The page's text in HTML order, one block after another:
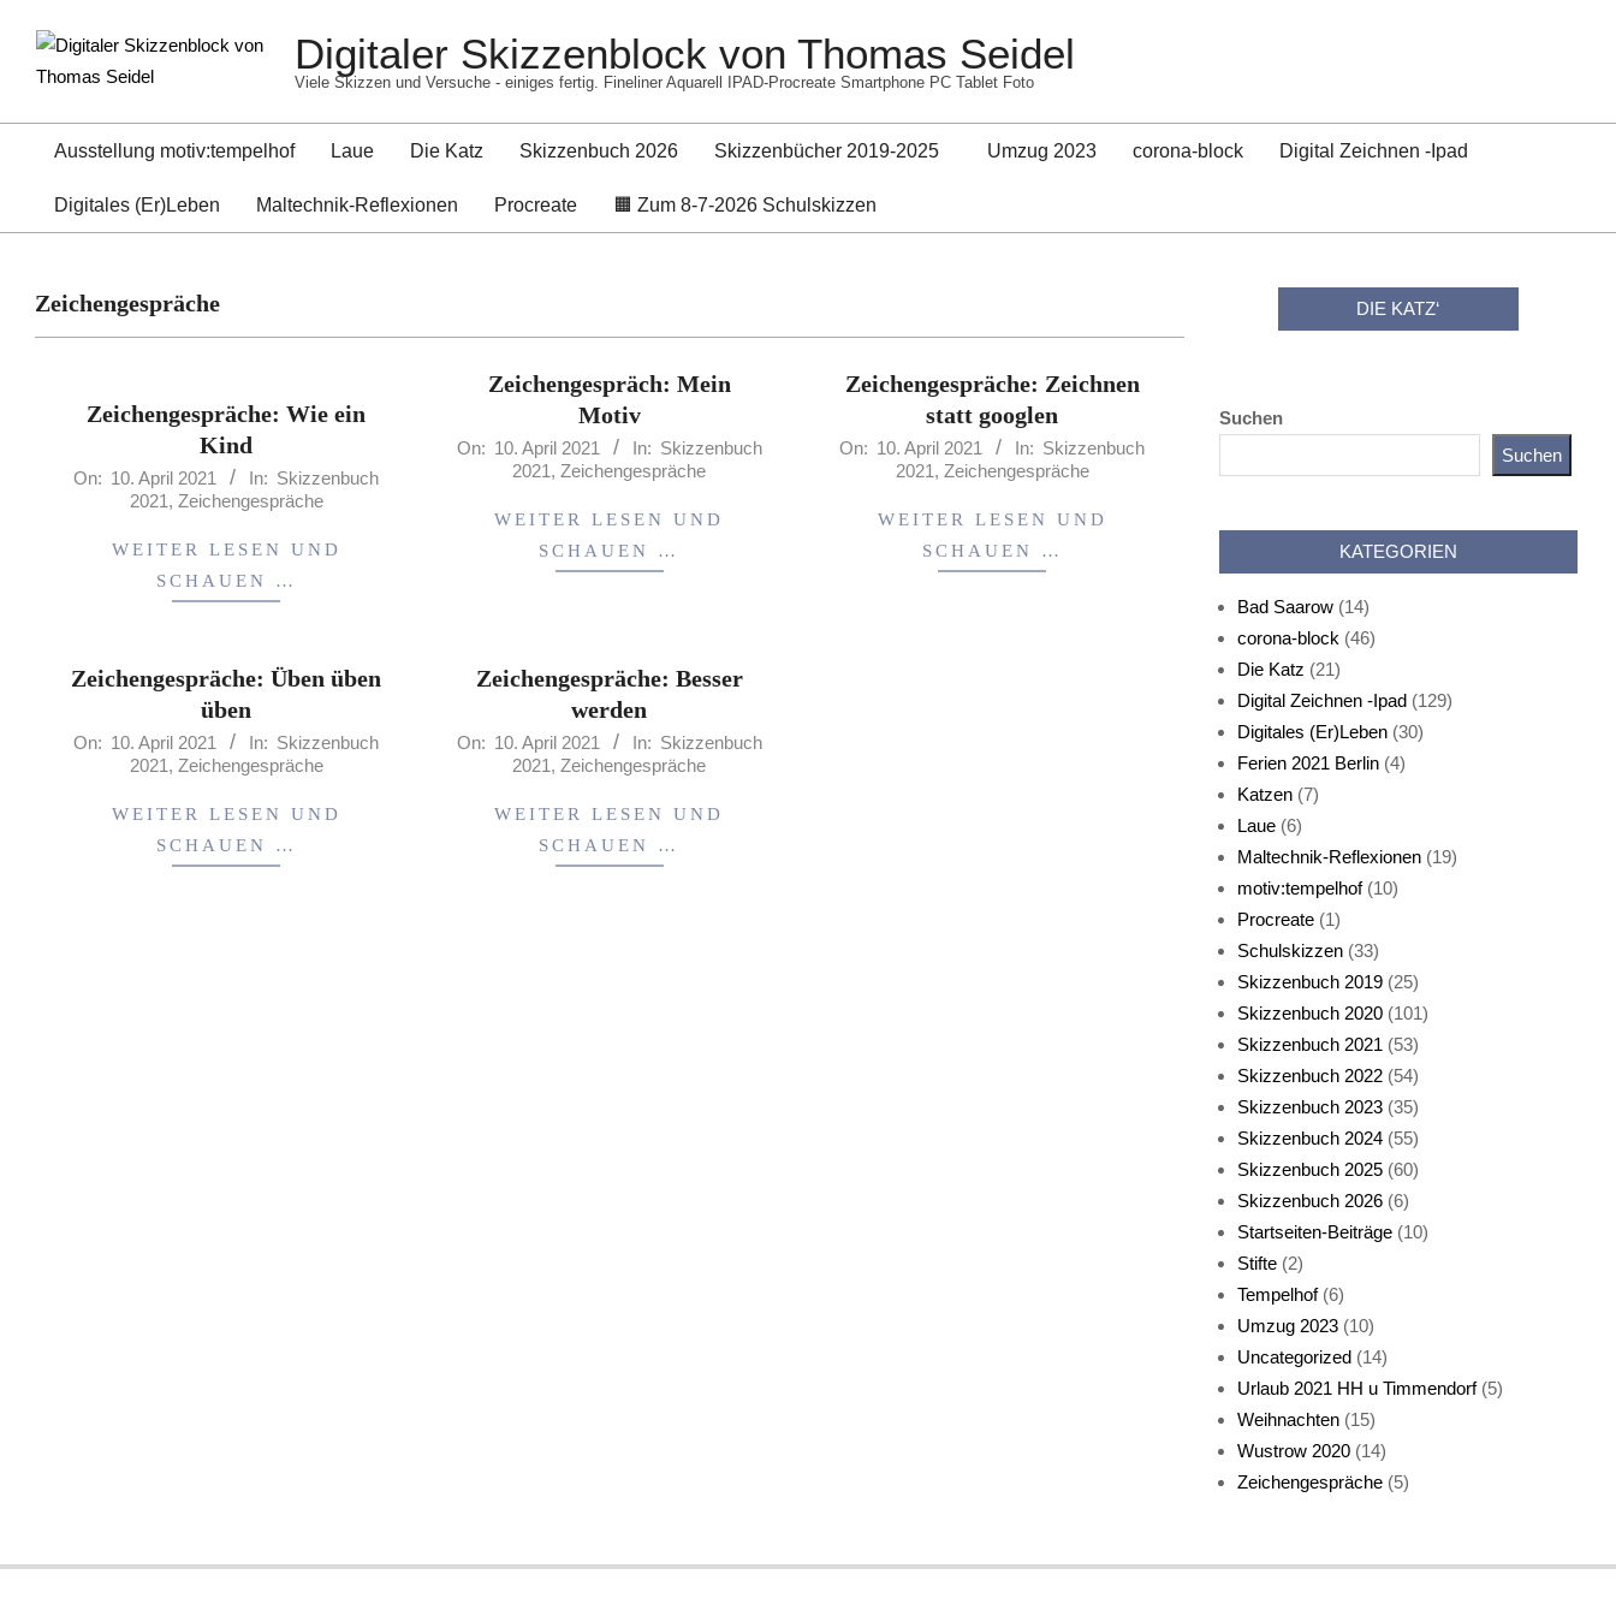
content
Digitaler Skizzenblock von Thomas Seidel
Viele Skizzen und Versuche - einiges fertig. Fineliner Aquarell IPAD-Procreate Smartphone PC Tablet Foto
Ausstellung motiv:tempelhof Laue Die Katz Skizzenbuch 2026 Skizzenbücher 2019-2025 Umzug 2023 corona-block Digital Zeichnen -Ipad
Digitales (Er)Leben Maltechnik-Reflexionen Procreate 🟧 Zum 8-7-2026 Schulskizzen
Zeichengespräche
Zeichengespräche: Wie ein
Kind
2021-
On: 10. April 2021 In: Skizzenbuch
2021, Zeichengespräche
WEITER LESEN UND
SCHAUEN …
Zeichengespräch: Mein
Motiv
2021-
On: 10. April 2021 In: Skizzenbuch
2021,Zeichengespräche
WEITER LESEN UND
SCHAUEN …
Zeichengespräche: Zeichnen
statt googlen
2021-
On: 10. April 2021 In: Skizzenbuch
2021, Zeichengespräche
WEITER LESEN UND
SCHAUEN …
Zeichengespräche: Üben üben
üben
2021-
On: 10. April 2021 In: Skizzenbuch
2021, Zeichengespräche
WEITER LESEN UND
SCHAUEN …
Zeichengespräche: Besser
werden
2021-
On: 10. April 2021 In: Skizzenbuch
2021,Zeichengespräche
WEITER LESEN UND
SCHAUEN …
DIE KATZ‘
Live-Cat
Katze sturmerprobt
KatzenFenster
Suchen
Suchen
KATEGORIEN
Bad Saarow(14)
corona-block (46)
Die Katz (21)
Digital Zeichnen -Ipad(129)
Digitales (Er)Leben(30)
Ferien 2021 Berlin(4)
Katzen(7)
Laue(6)
Maltechnik-Reflexionen(19)
motiv:tempelhof(10)
Procreate(1)
Schulskizzen(33)
Skizzenbuch 2019(25)
Skizzenbuch 2020(101)
Skizzenbuch 2021 (53)
Skizzenbuch 2022(54)
Skizzenbuch 2023(35)
Skizzenbuch 2024(55)
Skizzenbuch 2025(60)
Skizzenbuch 2026(6)
Startseiten-Beiträge(10)
Stifte(2)
Tempelhof(6)
Umzug 2023(10)
Uncategorized(14)
Urlaub 2021 HH u Timmendorf(5)
Weihnachten(15)
Wustrow 2020(14)
Zeichengespräche(5)